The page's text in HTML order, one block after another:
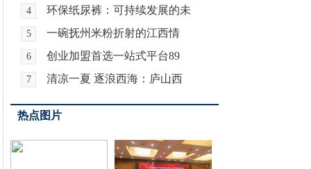
4 环保纸尿裤：可持续发展的未
5 一碗抚州米粉折射的江西情
6 创业加盟首选一站式平台89
7 清凉一夏 逐浪西海：庐山西
热点图片